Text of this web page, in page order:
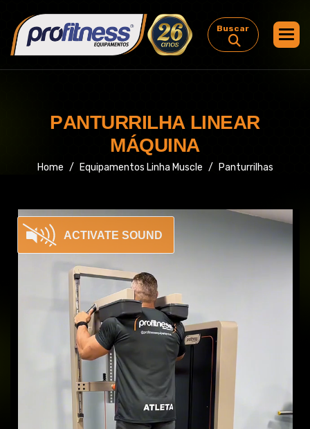
Buscar
PANTURRILHA LINEAR
MÁQUINA
Home Equipamentos Linha Muscle Panturrilhas